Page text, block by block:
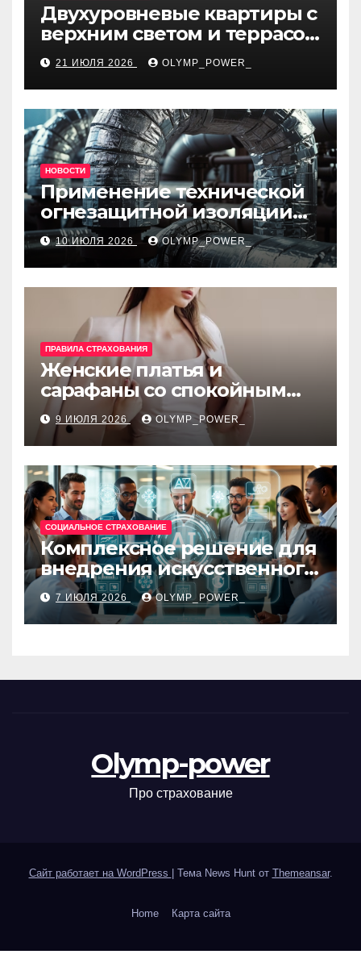
Двухуровневые квартиры с
верхним светом и террасой
в готовом жилом
комплексе
21 ИЮЛЯ 2026 OLYMP_POWER_
НОВОСТИ
Применение технической
огнезащитной изоляции
для промышленных
объектов и нормативные
требования
10 ИЮЛЯ 2026 OLYMP_POWER_
ПРАВИЛА СТРАХОВАНИЯ
Женские платья и
сарафаны со спокойным
силуэтом, комфортной
посадкой и размерами 42–
48
9 ИЮЛЯ 2026 OLYMP_POWER_
СОЦИАЛЬНОЕ СТРАХОВАНИЕ
Комплексное решение для
внедрения искусственного
интеллекта в бизнес-
процессы
7 ИЮЛЯ 2026 OLYMP_POWER_
Olymp-power
Про страхование
Сайт работает на WordPress | Тема News Hunt от Themeansar.
Home Карта сайта